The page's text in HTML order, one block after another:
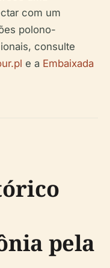
com um
polono-
consulte
e a Embaixada
pela